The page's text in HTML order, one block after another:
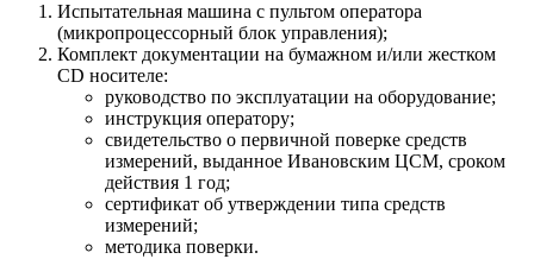
Испытательная машина с пультом оператора
(микропроцессорный блок управления);
Комплект документации на бумажном и/или жестком
СD носителе:
руководство по эксплуатации на оборудование;
инструкция оператору;
свидетельство о первичной поверке средств
измерений, выданное Ивановским ЦСМ, сроком
действия 1 год;
сертификат об утверждении типа средств
измерений;
методика поверки.